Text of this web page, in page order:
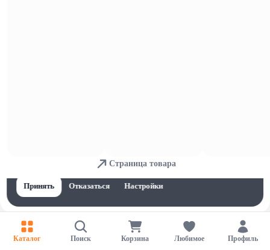
Каталог Поиск Корзина Любимое Профиль
Для обеспечения удобства пользователей сайта используются
Принять
Отказаться Настройки
Страница товара